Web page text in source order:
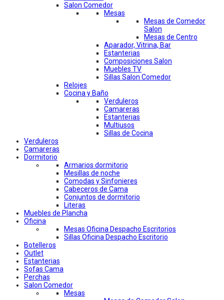
Salon Comedor
Mesas
Mesas de Comedor
Salon
Mesas de Centro
Aparador, Vitrina, Bar
Estanterias
Composiciones Salon
Muebles TV
Sillas Salon Comedor
Relojes
Cocina y Baño
Verduleros
Camareras
Estanterias
Multiusos
Sillas de Cocina
Verduleros
Camareras
Dormitorio
Armarios dormitorio
Mesillas de noche
Comodas y Sinfonieres
Cabeceros de Cama
Conjuntos de dormitorio
Literas
Muebles de Plancha
Oficina
Mesas Oficina Despacho Escritorios
Sillas Oficina Despacho Escritorio
Botelleros
Outlet
Estanterias
Sofas Cama
Perchas
Salon Comedor
Mesas